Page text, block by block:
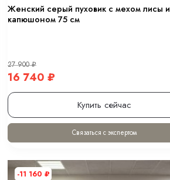
Женский серый пуховик с мехом лисы и
капюшоном 75 см
27 900₽
16 740₽
Купить сейчас
Связаться с экспертом
-11 160₽